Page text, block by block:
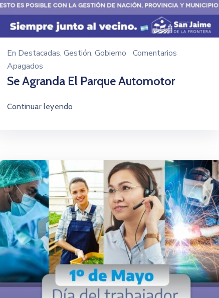
En Destacadas‚ Gestión‚ Gobierno
Comentarios
Apagados
Se Agranda El Parque Automotor
Continuar leyendo